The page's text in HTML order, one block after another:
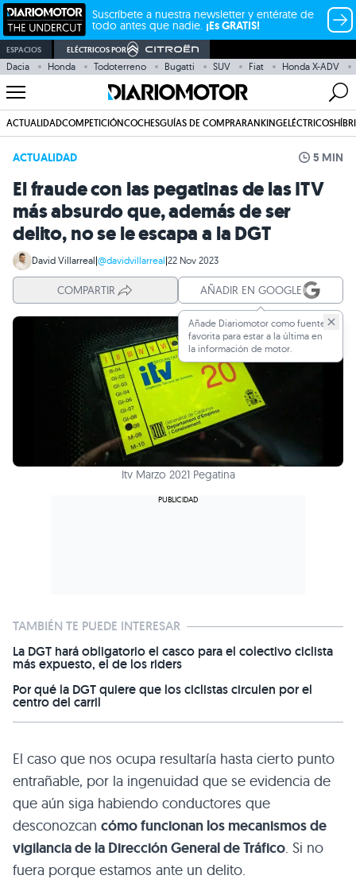
Suscríbete a nuestra newsletter y entérate de
todo antes que nadie. ¡Es GRATIS!
ESPACIOS ELÉCTRICOS POR
Dacia Honda Todoterreno Bugatti SUV Fiat Honda X-ADV
ACTUALIDADCOMPETICIÓNCOCHESGUÍAS DE COMPRARANKINGELÉCTRICOS
ACTUALIDAD 5 MIN
El fraude con las pegatinas de las ITV
más absurdo que, además de ser
delito, no se le escapa a la DGT
David Villarreal|@davidvillarreal|22 Nov 2023
COMPARTIR AÑADIR EN GOOGLE
Añade Diariomotor como fuente
favorita para estar a la última en
la información de motor.
Itv Marzo 2021 Pegatina
TAMBIÉN TE PUEDE INTERESAR
La DGT hará obligatorio el casco para el colectivo ciclista
más expuesto, el de los riders
Por qué la DGT quiere que los ciclistas circulen por el
centro del carril
El caso que nos ocupa resultaría hasta cierto punto
entrañable, por la ingenuidad que se evidencia de
que aún siga habiendo conductores que
desconozcan cómo funcionan los mecanismos de
vigilancia de la Dirección General de Tráfico. Si no
fuera porque estamos ante un delito.